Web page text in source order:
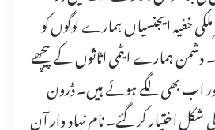
خفیہ ایجنسیاں ہمارے لوگوں کو
دشمن ہمارے ایٹمی اثاثوں کے پیچھے
اب بھی لگے ہوئے ہیں۔ ڈرون
اختیار کر گئے۔ نام نہاد وار آن